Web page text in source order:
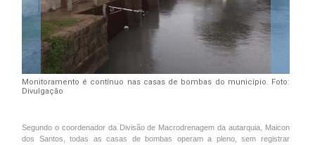
Monitoramento é contínuo nas casas de bombas do município. Foto:
Divulgação
Segundo o coordenador da Divisão de Macrodrenagem da autarquia, Maicon
dos Santos, todas as casas de bombas operam a pleno, sem registrar